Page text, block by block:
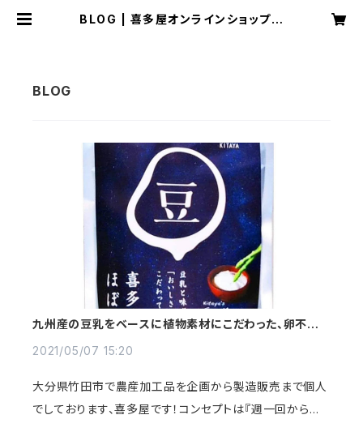
BLOG | 喜多屋オンラインショップ
九州産の豆乳をベースに植物素材にこだわった、卵不使
2021/05/07 15:20
大分県竹田市で農産加工品を企画から製造販売まで個人
でしております、喜多屋です！コンセプトは『週一回から始